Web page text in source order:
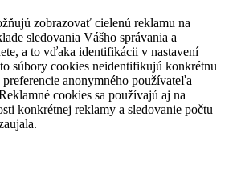
zobrazovať cielenú reklamu na
sledovania Vášho správania a
a to vďaka identifikácii v nastavení
súbory cookies neidentifikujú konkrétnu
preferencie anonymného používateľa
cookies sa používajú aj na
konkrétnej reklamy a sledovanie počtu